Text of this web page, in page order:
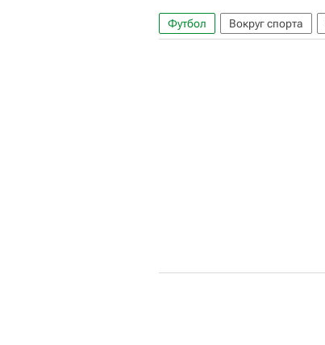
Футбол Вокруг спорта